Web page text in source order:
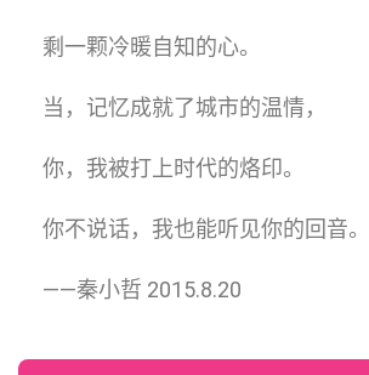
剩一颗冷暖自知的心。
当，记忆成就了城市的温情，
你，我被打上时代的烙印。
你不说话，我也能听见你的回音。
——秦小哲 2015.8.20